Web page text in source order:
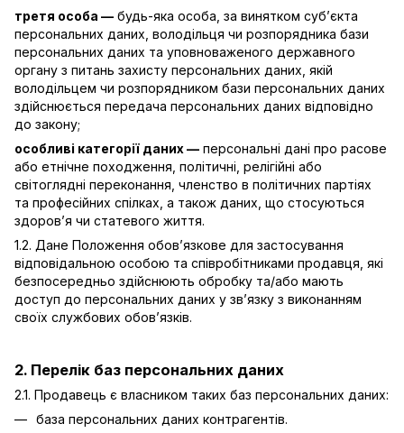
третя особа — будь-яка особа, за винятком суб’єкта
персональних даних, володільця чи розпорядника бази
персональних даних та уповноваженого державного
органу з питань захисту персональних даних, якій
володільцем чи розпорядником бази персональних даних
здійснюється передача персональних даних відповідно
до закону;
особливі категорії даних — персональні дані про расове
або етнічне походження, політичні, релігійні або
світоглядні переконання, членство в політичних партіях
та професійних спілках, а також даних, що стосуються
здоров’я чи статевого життя.
1.2. Дане Положення обов’язкове для застосування
відповідальною особою та співробітниками продавця, які
безпосередньо здійснюють обробку та/або мають
доступ до персональних даних у зв’язку з виконанням
своїх службових обов’язків.
2. Перелік баз персональних даних
2.1. Продавець є власником таких баз персональних даних:
база персональних даних контрагентів.